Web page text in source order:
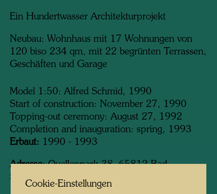
Ein Hundertwasser Architekturprojekt
Neubau: Wohnhaus mit 17 Wohnungen von
120 biso 234 qm, mit 22 begrünten Terrassen,
Geschäften und Garage
Model 1:50: Alfred Schmid, 1990
Start of construction: November 27, 1990
Topping-out ceremony: August 27, 1992
Completion and inauguration: spring, 1993
Erbaut: 1990 - 1993
Adresse:Quellenpark 38, 65812 Bad
Soden/Taunus, Deutschland
Cookie-Einstellungen